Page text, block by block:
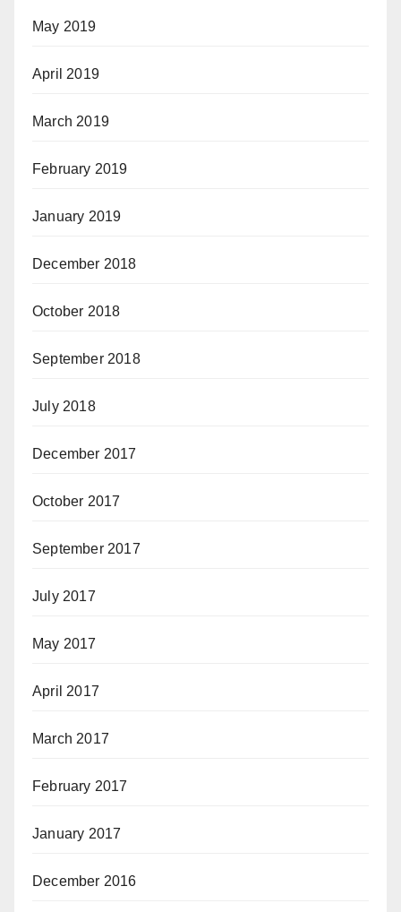
May 2019
April 2019
March 2019
February 2019
January 2019
December 2018
October 2018
September 2018
July 2018
December 2017
October 2017
September 2017
July 2017
May 2017
April 2017
March 2017
February 2017
January 2017
December 2016